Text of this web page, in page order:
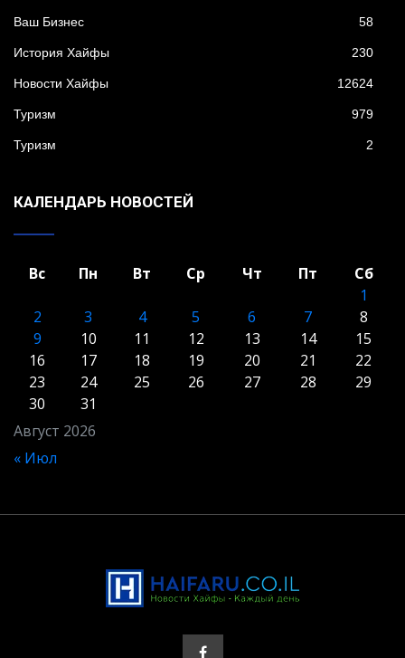
Ваш Бизнес 58
История Хайфы 230
Новости Хайфы 12624
Туризм 979
Туризм 2
КАЛЕНДАРЬ НОВОСТЕЙ
Август 2026
Вс Пн Вт Ср Чт Пт
Сб
1
2
3 4 5 6 7
8
9
10 11 12 13 14
15
16
17 18 19 20 21
22
23
24 25 26 27 28
29
30
31
« Июл